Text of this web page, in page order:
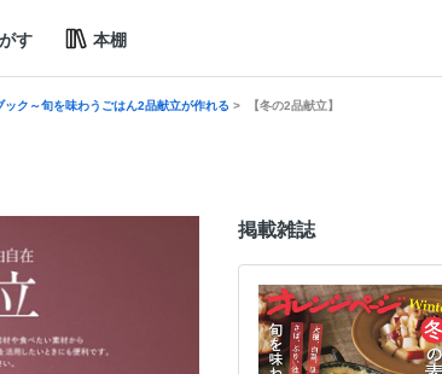
す 本棚
ック～旬を味わうごはん2品献立が作れる 【冬の2品献立】
掲載雑誌